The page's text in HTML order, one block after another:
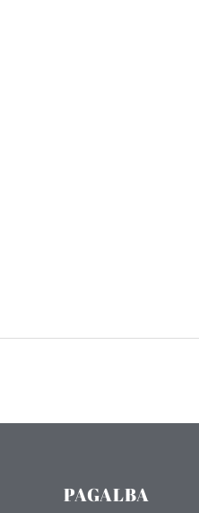
PAGALBA